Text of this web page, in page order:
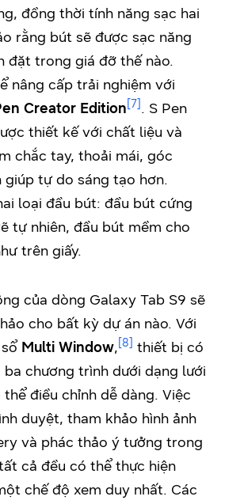
đồng thời tính năng sạc hai
rằng bút sẽ được sạc năng
đặt trong giá đỡ thế nào.
nâng cấp trải nghiệm với
Creator Edition [7] . S Pen
thiết kế với chất liệu và
chắc tay, thoải mái, góc
giúp tự do sáng tạo hơn.
loại đầu bút: đầu bút cứng
tự nhiên, đầu bút mềm cho
trên giấy.
của dòng Galaxy Tab S9 sẽ
cho bất kỳ dự án nào. Với
Multi Window, [8] thiết bị có
chương trình dưới dạng lưới
điều chỉnh dễ dàng. Việc
duyệt, tham khảo hình ảnh
và phác thảo ý tưởng trong
cả đều có thể thực hiện
chế độ xem duy nhất. Các